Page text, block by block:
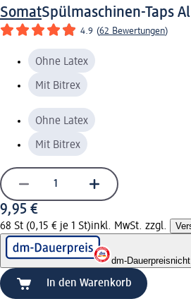
SomatSpülmaschinen-Taps
4.9 (62 Bewertungen)
Ohne Latex
Mit Bitrex
Ohne Latex
Mit Bitrex
9,95 €
68 St (0,15 € je 1 St)inkl. MwSt. zzgl.
dm-Dauerpreis
In den Warenkorb